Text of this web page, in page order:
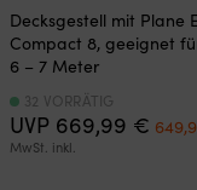
Decksgestell mit Plane
Compact 8, geeignet
6 – 7 Meter
UVP 669,99 €
Preis
MwSt. inkl.
32 VORRÄTIG